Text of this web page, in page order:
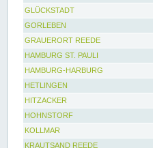
GLÜCKSTADT
GORLEBEN
GRAUERORT REEDE
HAMBURG ST. PAULI
HAMBURG-HARBURG
HETLINGEN
HITZACKER
HOHNSTORF
KOLLMAR
KRAUTSAND REEDE